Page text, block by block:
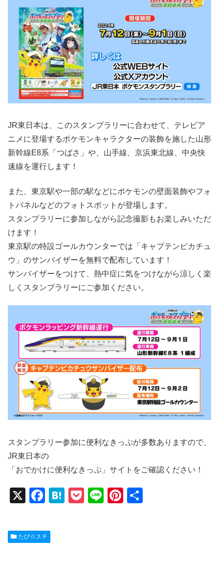
JR東日本は、このスタンプラリーに合わせて、テレビア
ニメに登場するポケモンキャラクターの装飾を施した山形
新幹線E8系「つばさ」や、山手線、京浜東北線、中央快
速線を運行します！
また、東京駅や一部の駅などにポケモンの壁面装飾やフォ
トパネルなどのフォトスポットが登場します。
スタンプラリーに参加しながら記念撮影もお楽しみいただ
けます！
東京駅の特設ゴールカウンターでは「キャプテンピカチュ
ウ」のサンバイザーを無料で配布しています！
サンバイザーをつけて、熱中症に気をつけながら涼しく楽
しくスタンプラリーにご参加ください。
スタンプラリー参加に便利なきっぷが多数ありますので、
JR東日本の
「おでかけに便利なきっぷ」サイトをご確認ください！
X
F
c
e
H
P
Li
Pi
たび☆ステ